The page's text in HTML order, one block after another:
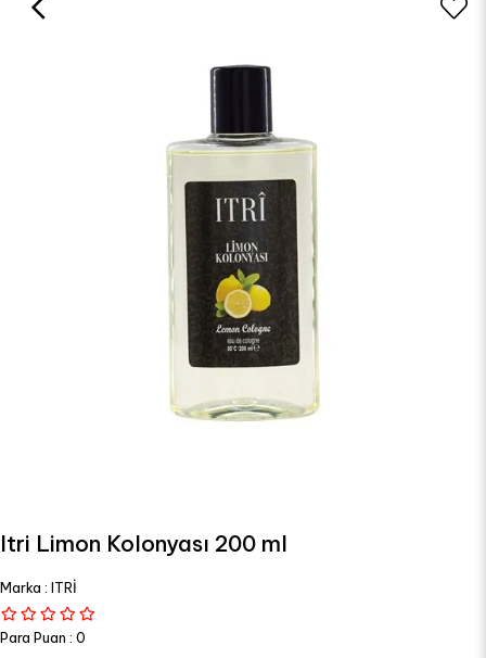
Itri Limon Kolonyası 200 ml
Marka : ITRİ
Para Puan : 0